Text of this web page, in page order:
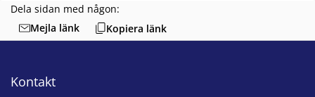
Dela sidan med någon:
Mejla länk
Kopiera länk
Kontakt